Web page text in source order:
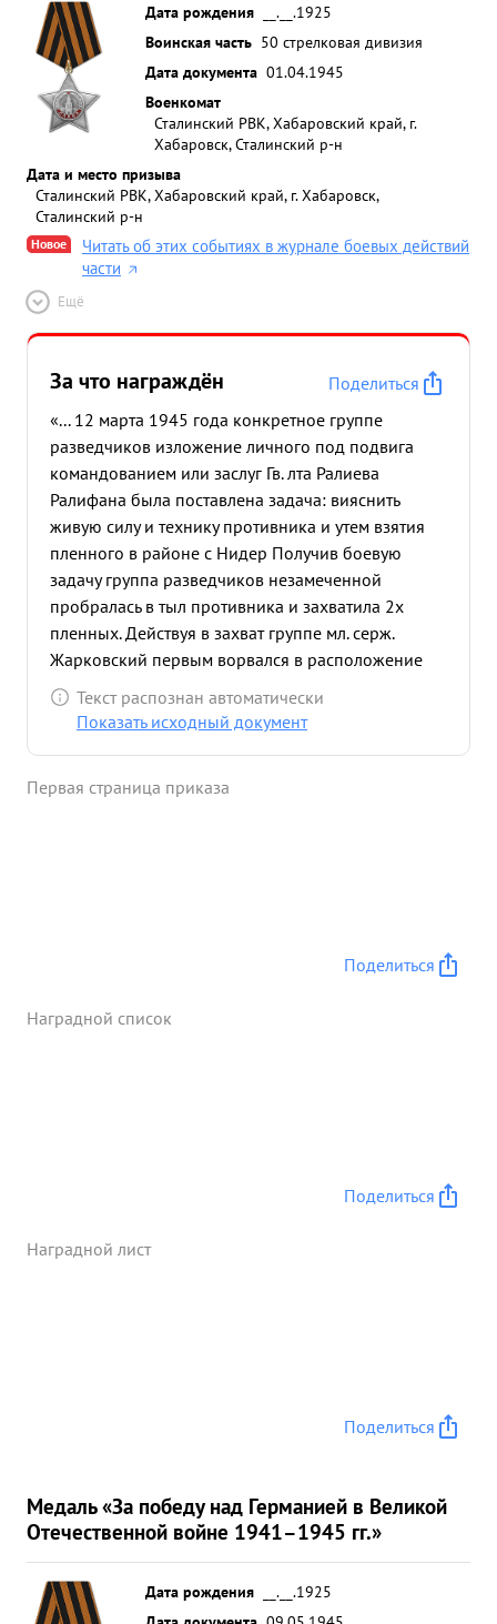
Дата рождения
__.__.1925
Воинская часть 50 стрелковая дивизия
Дата документа 01.04.1945
Военкомат
Сталинский РВК, Хабаровский край, г.
Хабаровск, Сталинский р-н
Дата и место призыва
Сталинский РВК, Хабаровский край, г. Хабаровск,
Сталинский р-н
Новое
Читать об этих событиях в журнале боевых действий
части
Ещё
За что награждён
Поделиться
«... 12 марта 1945 года конкретное группе
разведчиков изложение личного под подвига
командованием или заслуг Гв. лта Ралиева
Ралифана была поставлена задача: вияснить
живую силу и технику противника и утем взятия
пленного в районе с Нидер Получив боевую
задачу группа разведчиков незамеченной
пробралась в тыл противника и захватила 2х
пленных. Действуя в захват группе мл. серж.
Жарковский первым ворвался в расположение
противника В короткой схватке с тремя
гитлеровцами, которые вели сопротив ление,
задания и проявление приэтом отвагу и мужество
Текст распознан автоматически
Показать исходный документ
Первая страница приказа
Поделиться
Наградной список
Поделиться
Наградной лист
Поделиться
Медаль «За победу над Германией в Великой
Отечественной войне 1941–1945 гг.»
Дата рождения
__.__.1925